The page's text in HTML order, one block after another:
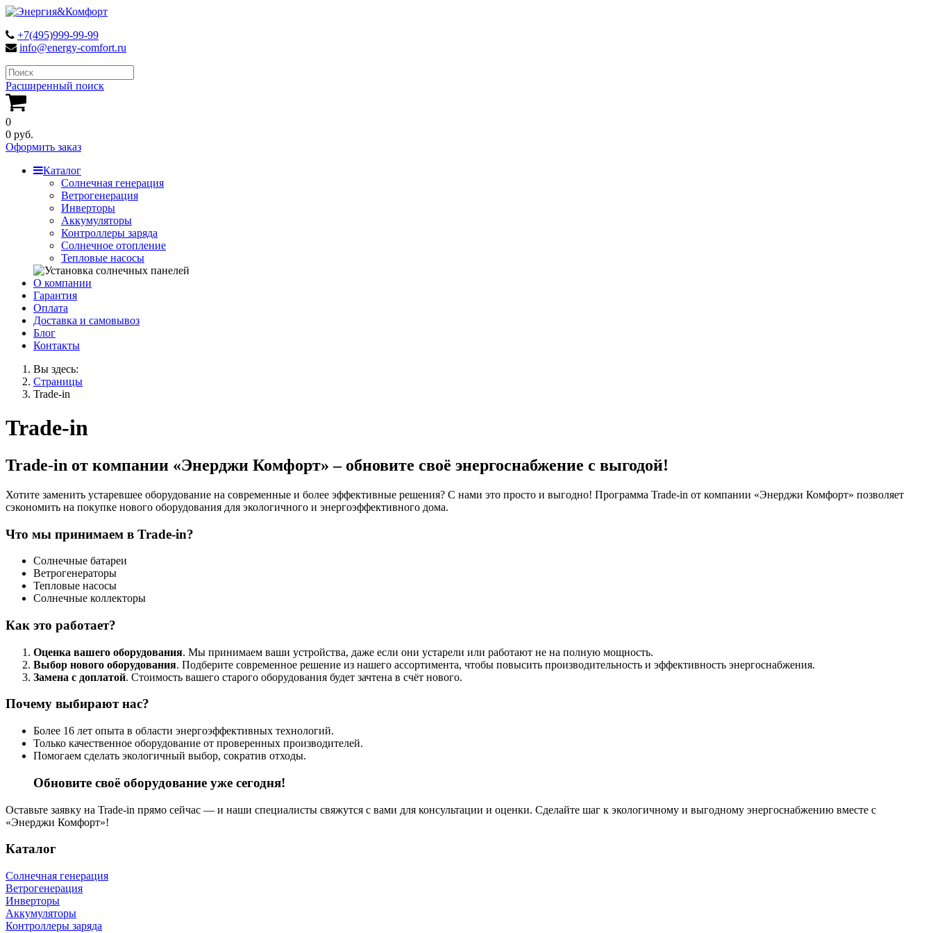
+7(495)999-99-99
info@energy-comfort.ru
Расширенный поиск
0
0 руб.
Оформить заказ
Каталог
Солнечная генерация
Ветрогенерация
Инверторы
Аккумуляторы
Контроллеры заряда
Солнечное отопление
Тепловые насосы
О компании
Гарантия
Оплата
Доставка и самовывоз
Блог
Контакты
Вы здесь:
Страницы
Trade-in
Trade-in
Trade-in от компании «Энерджи Комфорт» – обновите своё энергоснабжение с выгодой!
Хотите заменить устаревшее оборудование на современные и более эффективные решения? С нами это просто и выгодно! Программа Trade-in от компании «Энерджи Комфорт» позволяет
сэкономить на покупке нового оборудования для экологичного и энергоэффективного дома.
Что мы принимаем в Trade-in?
Солнечные батареи
Ветрогенераторы
Тепловые насосы
Солнечные коллекторы
Как это работает?
Оценка вашего оборудования. Мы принимаем ваши устройства, даже если они устарели или работают не на полную мощность.
Выбор нового оборудования. Подберите современное решение из нашего ассортимента, чтобы повысить производительность и эффективность энергоснабжения.
Замена с доплатой. Стоимость вашего старого оборудования будет зачтена в счёт нового.
Почему выбирают нас?
Более 16 лет опыта в области энергоэффективных технологий.
Только качественное оборудование от проверенных производителей.
Помогаем сделать экологичный выбор, сократив отходы.
Обновите своё оборудование уже сегодня!
Оставьте заявку на Trade-in прямо сейчас — и наши специалисты свяжутся с вами для консультации и оценки. Сделайте шаг к экологичному и выгодному энергоснабжению вместе с
«Энерджи Комфорт»!
Каталог
Солнечная генерация
Ветрогенерация
Инверторы
Аккумуляторы
Контроллеры заряда